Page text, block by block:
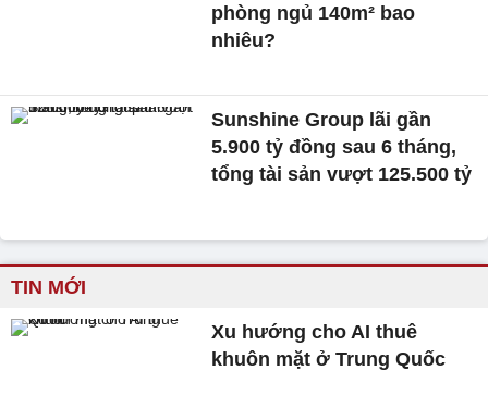
phòng ngủ 140m² bao
nhiêu?
Sunshine Group lãi gần
5.900 tỷ đồng sau 6 tháng,
tổng tài sản vượt 125.500 tỷ
TIN MỚI
Xu hướng cho AI thuê
khuôn mặt ở Trung Quốc